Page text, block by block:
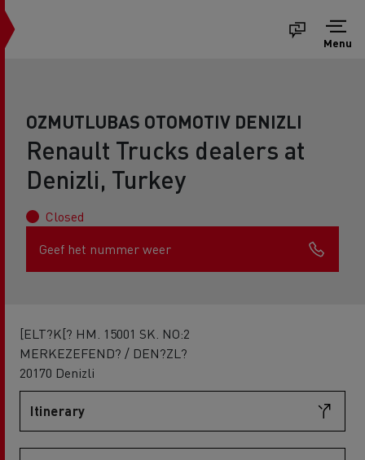
Menu
OZMUTLUBAS OTOMOTIV DENIZLI
Renault Trucks dealers at
Denizli, Turkey
Closed
Geef het nummer weer
[ELT?K[? HM. 15001 SK. NO:2
MERKEZEFEND? / DEN?ZL?
20170 Denizli
Itinerary